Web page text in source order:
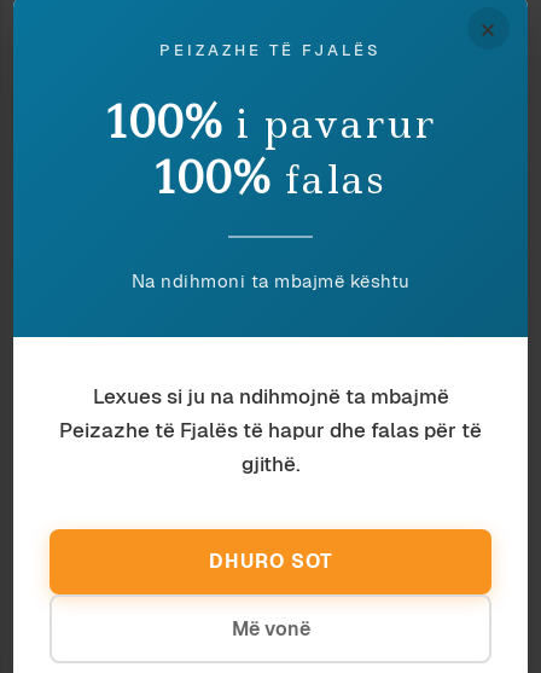
Ajkuna Dakli
PO UNË QË NUK VOTOJ PËR TY?
×
PEIZAZHE TË FJALËS
100% i pavarur
100% falas
Na ndihmoni ta mbajmë kështu
Lexues si ju na ndihmojnë ta mbajmë
Peizazhe të Fjalës të hapur dhe falas për të
gjithë.
DHURO SOT
Më vonë